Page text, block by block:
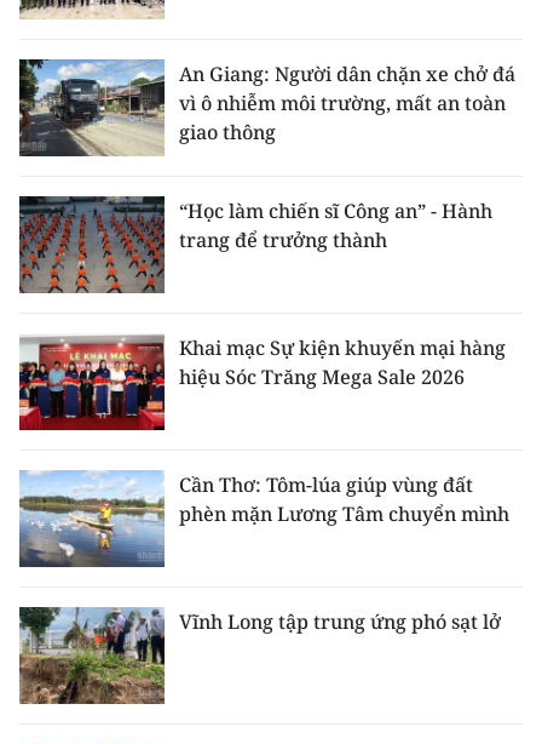
An Giang: Người dân chặn xe chở đá
vì ô nhiễm môi trường, mất an toàn
giao thông
“Học làm chiến sĩ Công an” - Hành
trang để trưởng thành
Khai mạc Sự kiện khuyến mại hàng
hiệu Sóc Trăng Mega Sale 2026
Cần Thơ: Tôm-lúa giúp vùng đất
phèn mặn Lương Tâm chuyển mình
Vĩnh Long tập trung ứng phó sạt lở